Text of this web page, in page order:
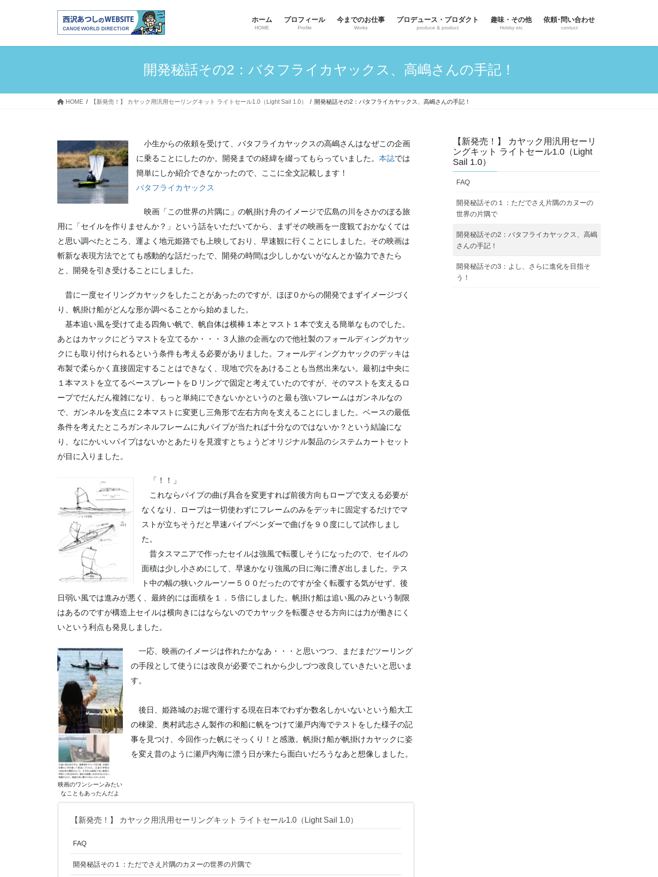
ホーム
HOME
プロフィール
Profile
今までのお仕事
Works
プロデュース・プロダクト
produce & product
趣味・その他
Hobby etc
依頼･問い合わせ
contuct
開発秘話その2：バタフライカヤックス、高嶋さんの手記！
HOME 【新発売！】 カヤック用汎用セーリングキット ライトセール1.0（Light Sail 1.0） 開発秘話その2：バタフライカヤックス、高嶋さんの手記！
小生からの依頼を受けて、バタフライカヤックスの高嶋さんはなぜこの企画
に乗ることにしたのか。開発までの経緯を綴ってもらっていました。 本誌では
簡単にしか紹介できなかったので、ここに全文記載します！
バタフライカヤックス
映画「この世界の片隅に」の帆掛け舟のイメージで広島の川をさかのぼる旅
用に「セイルを作りませんか？」という話をいただいてから、まずその映画を一度観ておかなくては
と思い調べたところ、運よく地元姫路でも上映しており、早速観に行くことにしました。その映画は
斬新な表現方法でとても感動的な話だったで、開発の時間は少ししかないがなんとか協力できたら
と、開発を引き受けることにしました。
昔に一度セイリングカヤックをしたことがあったのですが、ほぼ０からの開発でまずイメージづく
り、帆掛け船がどんな形か調べることから始めました。
基本追い風を受けて走る四角い帆で、帆自体は横棒１本とマスト１本で支える簡単なものでした。
あとはカヤックにどうマストを立てるか・・・３人旅の企画なので他社製のフォールディングカヤッ
クにも取り付けられるという条件も考える必要がありました。フォールディングカヤックのデッキは
布製で柔らかく直接固定することはできなく、現地で穴をあけることも当然出来ない。最初は中央に
１本マストを立てるベースプレートをＤリングで固定と考えていたのですが、そのマストを支えるロ
ープでだんだん複雑になり、もっと単純にできないかというのと最も強いフレームはガンネルなの
で、ガンネルを支点に２本マストに変更し三角形で左右方向を支えることにしました。ベースの最低
条件を考えたところガンネルフレームに丸パイプが当たれば十分なのではないか？という結論にな
り、なにかいいパイプはないかとあたりを見渡すとちょうどオリジナル製品のシステムカートセット
が目に入りました。
「！！」
これならパイプの曲げ具合を変更すれば前後方向もロープで支える必要が
なくなり、ロープは一切使わずにフレームのみをデッキに固定するだけでマ
ストが立ちそうだと早速パイプベンダーで曲げを９０度にして試作しまし
た。
昔タスマニアで作ったセイルは強風で転覆しそうになったので、セイルの
面積は少し小さめにして、早速かなり強風の日に海に漕ぎ出しました。テス
ト中の幅の狭いクルーソー５００だったのですが全く転覆する気がせず、後
日弱い風では進みが悪く、最終的には面積を１．５倍にしました。帆掛け船は追い風のみという制限
はあるのですが構造上セイルは横向きにはならないのでカヤックを転覆させる方向には力が働きにく
いという利点も発見しました。
映画のワンシーンみたい
なこともあったんだよ
一応、映画のイメージは作れたかなあ・・・と思いつつ、まだまだツーリング
の手段として使うには改良が必要でこれから少しづつ改良していきたいと思いま
す。
後日、姫路城のお堀で運行する現在日本でわずか数名しかいないという船大工
の棟梁、奥村武志さん製作の和船に帆をつけて瀬戸内海でテストをした様子の記
事を見つけ、今回作った帆にそっくり！と感激。帆掛け船が帆掛けカヤックに姿
を変え昔のように瀬戸内海に漂う日が来たら面白いだろうなあと想像しました。
【新発売！】 カヤック用汎用セーリングキット ライトセール1.0（Light Sail 1.0）
FAQ
開発秘話その１：ただでさえ片隅のカヌーの世界の片隅で
【新発売！】 カヤック用汎用セーリ
ングキット ライトセール1.0（Light
Sail 1.0）
FAQ
開発秘話その１：ただでさえ片隅のカヌーの
世界の片隅で
開発秘話その2：バタフライカヤックス、高嶋
さんの手記！
開発秘話その3：よし、さらに進化を目指そ
う！